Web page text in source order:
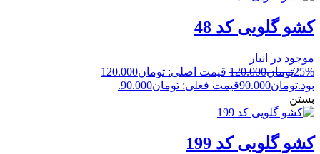
کشو گلویی کد 48
موجود در انبار
25%تومان120.000
قیمت اصلی: تومان120.000
بود.تومان90.000قیمت فعلی: تومان90.000.
بستن
کشو گلویی کد 199